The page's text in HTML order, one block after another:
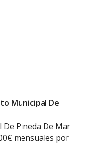
Municipal De
Pineda De Mar
mensuales por